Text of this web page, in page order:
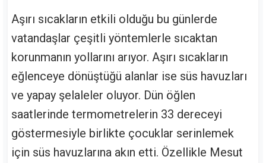
Aşırı sıcakların etkili olduğu bu günlerde
vatandaşlar çeşitli yöntemlerle sıcaktan
korunmanın yollarını arıyor. Aşırı sıcakların
eğlenceye dönüştüğü alanlar ise süs havuzları
ve yapay şelaleler oluyor. Dün öğlen
saatlerinde termometrelerin 33 dereceyi
göstermesiyle birlikte çocuklar serinlemek
için süs havuzlarına akın etti. Özellikle Mesut